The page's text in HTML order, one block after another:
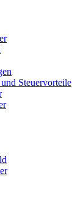
Steuervorteile